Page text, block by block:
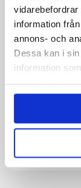
vidarebefordrar
information
annons- och
Dessa kan i
information
Genom att
information om